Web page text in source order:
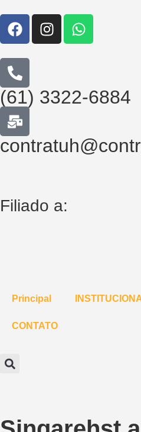
(61) 3322-6884
Filiado a:
Principal
CONTATO